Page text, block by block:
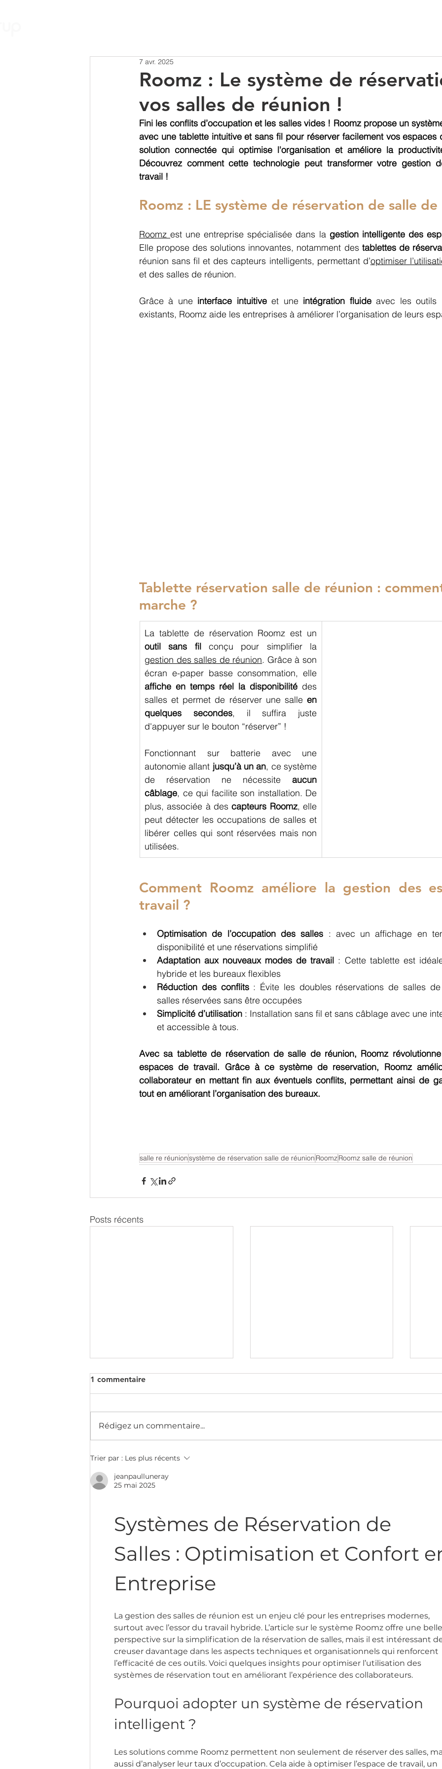
Roomz : Le système de
vos salles de réunion !
7 avr. 2025
Fini les conflits d’occupation et les salles vides ! Roomz propose un
avec une tablette intuitive et sans fil pour réserver facilement vos espaces
solution connectée qui optimise l'organisation et améliore la
Découvrez comment cette technologie peut transformer votre gestion
travail !
Roomz : LE système de réservation de salle
Roomz est une entreprise spécialisée dans la gestion intelligente des
Elle propose des solutions innovantes, notamment des tablettes de
réunion sans fil et des capteurs intelligents, permettant d’
et des salles de réunion.
Grâce à une interface intuitive et une intégration fluide avec les outils
existants, Roomz aide les entreprises à améliorer l’organisation de leurs
Tablette réservation salle de réunion :
marche ?
outil sans fil
gestion des salles de réunion. Grâce à son
affiche en temps réel la disponibilité des
salles et permet de réserver une salle en
quelques secondes, il suffira juste
d'appuyer sur le bouton “réserver” !
Fonctionnant sur batterie avec une
autonomie allant jusqu’à un an, ce système
de réservation ne nécessite aucun
câblage, ce qui facilite son installation. De
plus, associée à des capteurs Roomz, elle
peut détecter les occupations de salles et
libérer celles qui sont réservées mais non
utilisées.
Comment Roomz améliore la gestion des
travail ?
Optimisation de l’occupation des salles : avec un affichage en
disponibilité et une réservations simplifié
Adaptation aux nouveaux modes de travail : Cette tablette est
hybride et les bureaux flexibles
Réduction des conflits : Évite les doubles réservations de salles
salles réservées sans être occupées
Simplicité d’utilisation : Installation sans fil et sans câblage avec une
et accessible à tous.
Avec sa tablette de réservation de salle de réunion, Roomz
espaces de travail. Grâce à ce système de reservation, Roomz
collaborateur en mettant fin aux éventuels conflits, permettant ainsi de
tout en améliorant l’organisation des bureaux.
salle re réunionsystème de réservation salle de réunion RoomzRoomz salle de réunion
Posts récents
Aménagement de bureaux
l'alliance Setup x Clue Me
1 commentaire
Rédigez un commentaire...
Trier par : Les plus récents
jeanpaulluneray
25 mai 2025
Systèmes de Réservation de
Salles : Optimisation et Confort
Entreprise
La gestion des salles de réunion est un enjeu clé pour les entreprises modernes,
surtout avec l’essor du travail hybride. L’article sur le système Roomz offre une
perspective sur la simplification de la réservation de salles, mais il est intéressant
creuser davantage dans les aspects techniques et organisationnels qui renforcent
l’efficacité de ces outils. Voici quelques insights pour optimiser l’utilisation des
systèmes de réservation tout en améliorant l’expérience des collaborateurs.
Pourquoi adopter un système de réservation
intelligent ?
Les solutions comme Roomz permettent non seulement de réserver des salles,
aussi d’analyser leur taux d’occupation. Cela aide à optimiser l’espace de travail, un